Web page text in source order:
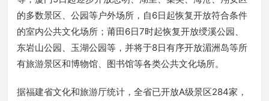
的多数景区、公园等户外场所，自6日起恢复开放符合条件
的室内公共文化场所；莆田6日7时起恢复开放绶溪公园、
东岩山公园、玉湖公园等，并将于8日有序开放湄洲岛等所
有旅游景区和博物馆、图书馆等各类公共文化场所。
据福建省文化和旅游厅统计，全省已开放A级景区284家，